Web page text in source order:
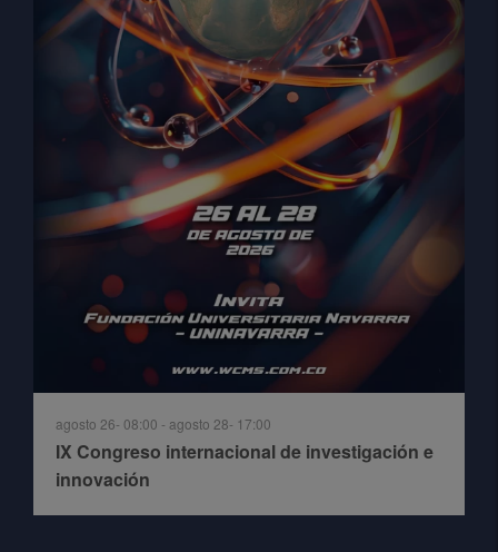
agosto 26- 08:00 - agosto 28- 17:00
IX Congreso internacional de investigación e
innovación